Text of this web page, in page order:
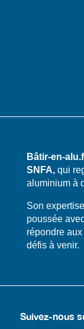
Bâtir-en-
SNFA,qui
aluminium à
​​Son
poussée
répondre
défis à venir.
Suivez-nous